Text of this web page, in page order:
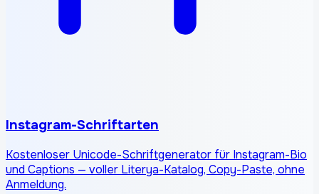
Instagram-Schriftarten
Kostenloser Unicode-Schriftgenerator für Instagram-Bio
und Captions — voller Literya-Katalog, Copy-Paste, ohne
Anmeldung.